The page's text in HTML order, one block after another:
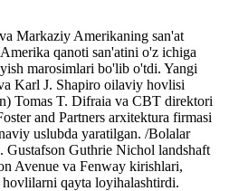
Markaziy Amerikaning san'at
qanoti san'atini o'z ichiga
marosimlari bo'lib o'tdi. Yangi
Karl J. Shapiro oilaviy hovlisi
Tomas T. Difraia va CBT direktori
and Partners arxitektura firmasi
uslubda yaratilgan. /Bolalar
Gustafson Guthrie Nichol landshaft
Avenue va Fenway kirishlari,
qayta loyihalashtirdi.